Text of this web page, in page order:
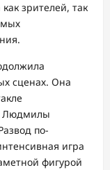
зрителей, так
сценах. Она
Людмилы
по-
игра
фигурой